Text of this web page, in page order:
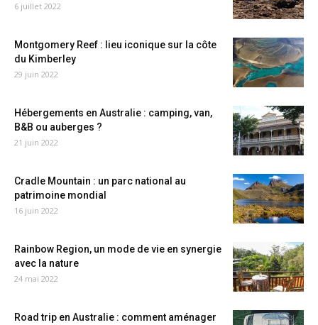
6 juillet 2022
Montgomery Reef : lieu iconique sur la côte
du Kimberley
29 juin 2022
Hébergements en Australie : camping, van,
B&B ou auberges ?
21 juin 2022
Cradle Mountain : un parc national au
patrimoine mondial
16 juin 2022
Rainbow Region, un mode de vie en synergie
avec la nature
24 mai 2022
Road trip en Australie : comment aménager